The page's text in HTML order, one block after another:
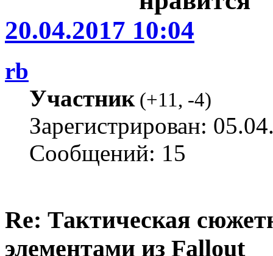
20.04.2017 10:04
rb
Участник(+11, -4)
Зарегистрирован:
Сообщений: 15
Re: Тактическая
элементами из Fallout